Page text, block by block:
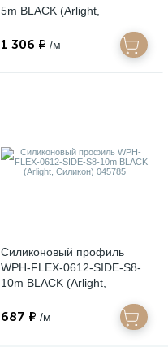
5m BLACK (Arlight,
1 306 ₽ /м
Силиконовый профиль
WPH-FLEX-0612-SIDE-S8-
10m BLACK (Arlight,
687 ₽ /м